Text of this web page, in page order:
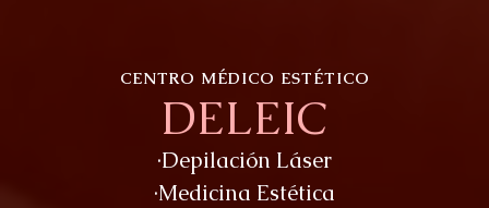
CENTRO MÉDICO ESTÉTICO
DELEIC
·Depilación Láser
·Medicina Estética